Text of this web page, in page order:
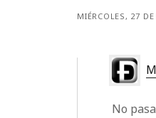
MIÉRCOLES, 27
No